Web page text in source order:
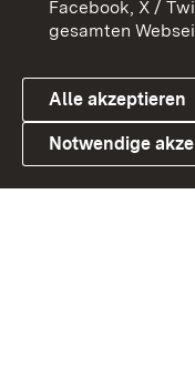
Link zum
Cookies
Facebook, X /
gesamten
Alle akzeptieren
Notwendige